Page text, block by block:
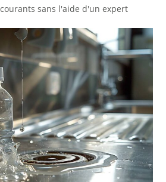
sans l'aide d'un expert